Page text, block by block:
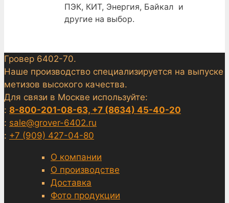
ПЭК, КИТ, Энергия, Байкал и
другие на выбор.
Гровер 6402-70.
Наше производство специализируется на выпуске
метизов высокого качества.
Для связи в Москве используйте:
: 8-800-201-08-63, +7 (8634) 45-40-20
: sale@grover-6402.ru
: +7 (909) 427-04-80
О компании
О производстве
Доставка
Фото продукции